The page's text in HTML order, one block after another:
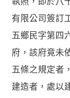
有限公司簽訂
五鄉民字第四
府，該府竟未
五條之規定者
建造者，處以